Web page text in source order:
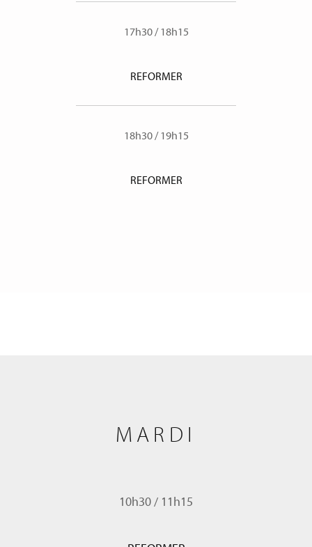
17h30/18h15
REFORMER
18h30/19h15
REFORMER
MARDI
10h30/ 11h15